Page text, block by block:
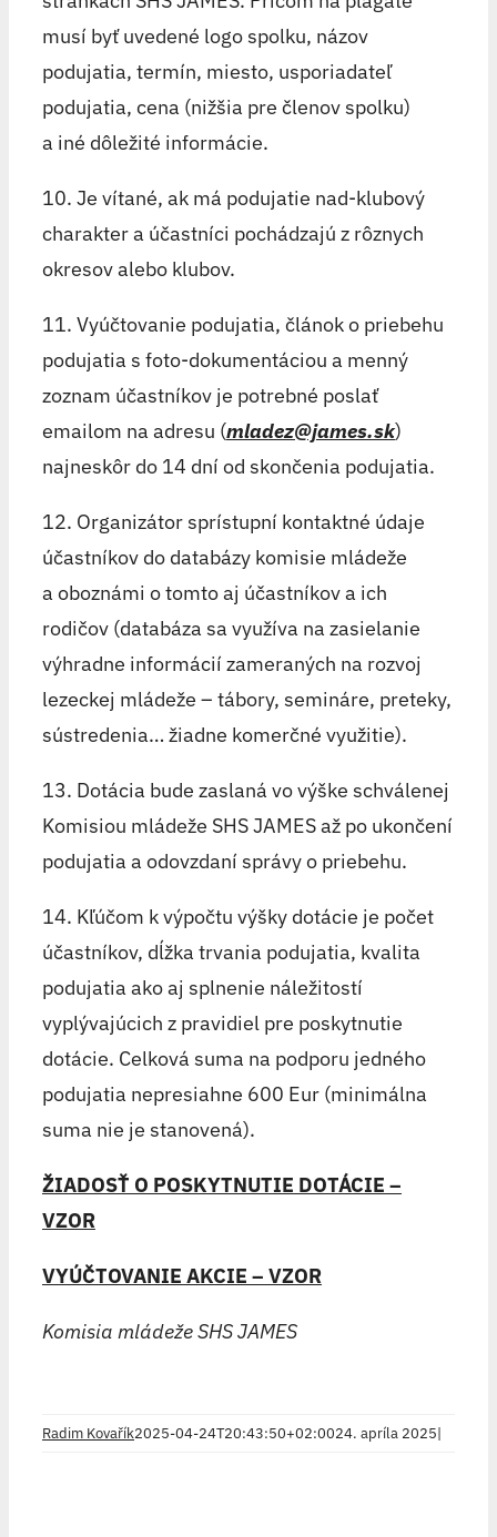
musí byť uvedené logo spolku, názov
podujatia, termín, miesto, usporiadateľ
podujatia, cena (nižšia pre členov spolku)
a iné dôležité informácie.
10. Je vítané, ak má podujatie nad-klubový
charakter a účastníci pochádzajú z rôznych
okresov alebo klubov.
11. Vyúčtovanie podujatia, článok o priebehu
podujatia s foto-dokumentáciou a menný
zoznam účastníkov je potrebné poslať
emailom na adresu (mladez@james.sk)
najneskôr do 14 dní od skončenia podujatia.
12. Organizátor sprístupní kontaktné údaje
účastníkov do databázy komisie mládeže
a oboznámi o tomto aj účastníkov a ich
rodičov (databáza sa využíva na zasielanie
výhradne informácií zameraných na rozvoj
lezeckej mládeže – tábory, semináre, preteky,
sústredenia… žiadne komerčné využitie).
13. Dotácia bude zaslaná vo výške schválenej
Komisiou mládeže SHS JAMES až po ukončení
podujatia a odovzdaní správy o priebehu.
14. Kľúčom k výpočtu výšky dotácie je počet
účastníkov, dĺžka trvania podujatia, kvalita
podujatia ako aj splnenie náležitostí
vyplývajúcich z pravidiel pre poskytnutie
dotácie. Celková suma na podporu jedného
podujatia nepresiahne 600 Eur (minimálna
suma nie je stanovená).
ŽIADOSŤ O POSKYTNUTIE DOTÁCIE –
VZOR
VYÚČTOVANIE AKCIE – VZOR
Komisia mládeže SHS JAMES
Radim Kovařík2025-04-24T20:43:50+02:0024. apríla 2025|